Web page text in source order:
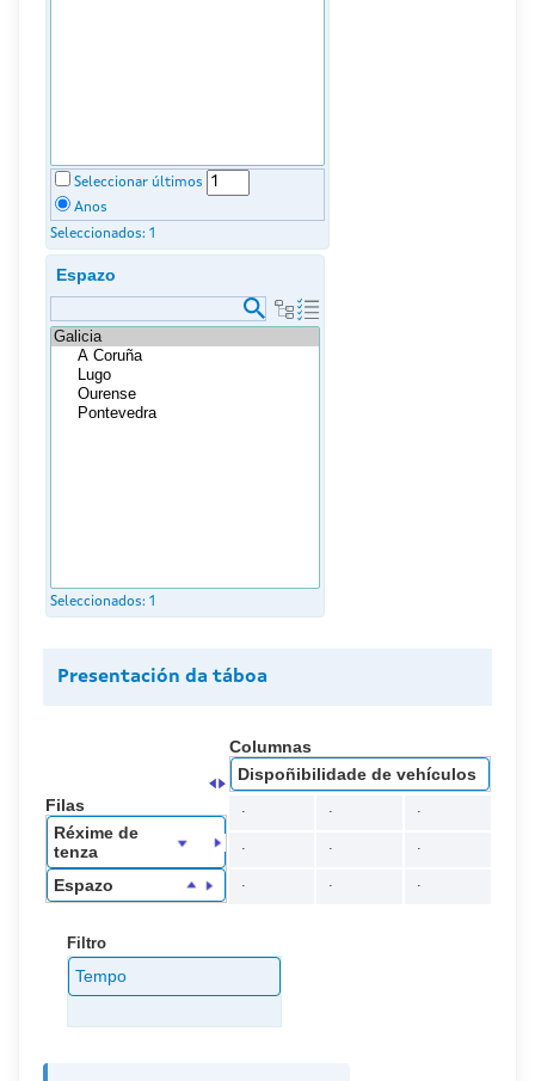
Seleccionar últimos
Anos
Seleccionados: 1
Espazo
Seleccionados: 1
Presentación da táboa
Columnas
Dispoñibilidade de vehículos
Filas
Réxime de
tenza
Espazo
Filtro
Tempo